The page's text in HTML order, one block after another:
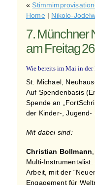
«
Home | Nikolo-
7. Münchner
am Freitag
Wie bereits im Mai in
St. Michael,
Auf Spendenbasis
Spende an
der Kinder-, Jugend-
Mit dabei sind:
Christian Bollmann
Multi-
Arbeit, mit der
Engagement für